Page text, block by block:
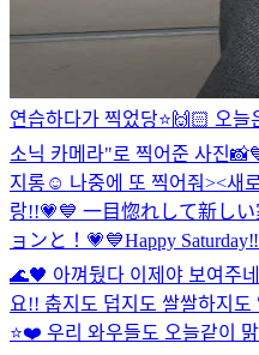
연습하다가 찍었당⭐️🙌🏻 오늘
소닉 카메라"로 찍어준 사진
지롱☺️ 나중에 또 찍어줘><새
랑!!💗💙 一目惚れして新し
ョンと！💗💙Happy
🌊🖤 아껴뒀다 이제야 보여주
요!! 춥지도 덥지도 쌀쌀하지
⭐️❤️ 우리 와우들도 오늘같이